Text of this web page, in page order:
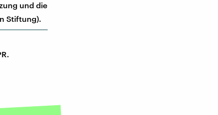
und die
Stiftung).